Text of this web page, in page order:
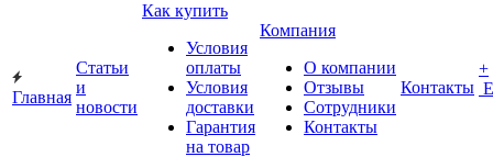
Главная
Статьи
и
новости
Как купить
Условия
оплаты
Условия
доставки
Гарантия
на товар
Компания
О компании
Отзывы
Сотрудники
Контакты
Контакты
+